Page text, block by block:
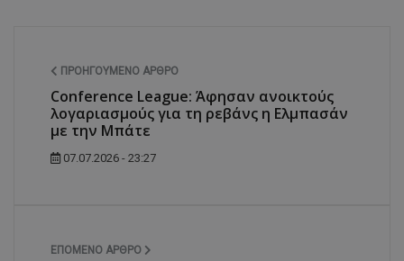
ΠΡΟΗΓΟΎΜΕΝΟ ΆΡΘΡΟ
Conference League: Άφησαν ανοικτούς
λογαριασμούς για τη ρεβάνς η Ελμπασάν
με την Μπάτε
07.07.2026 - 23:27
ΕΠΌΜΕΝΟ ΆΡΘΡΟ